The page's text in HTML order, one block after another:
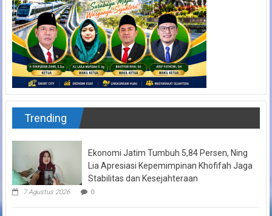
Trending
Ekonomi Jatim Tumbuh 5,84 Persen, Ning
Lia Apresiasi Kepemimpinan Khofifah Jaga
Stabilitas dan Kesejahteraan
7 Agustus 2026 0